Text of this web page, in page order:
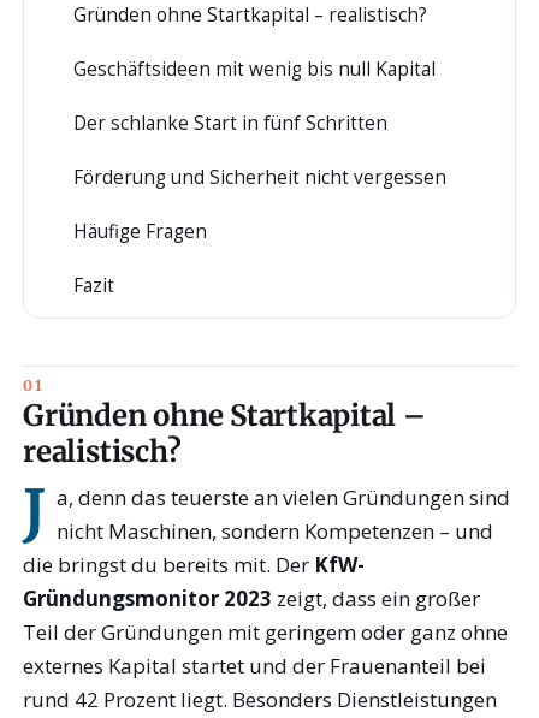
Gründen ohne Startkapital – realistisch?
Geschäftsideen mit wenig bis null Kapital
Der schlanke Start in fünf Schritten
Förderung und Sicherheit nicht vergessen
Häufige Fragen
Fazit
Gründen ohne Startkapital –
realistisch?
J a, denn das teuerste an vielen Gründungen sind
nicht Maschinen, sondern Kompetenzen – und
die bringst du bereits mit. Der KfW-
Gründungsmonitor 2023 zeigt, dass ein großer
Teil der Gründungen mit geringem oder ganz ohne
externes Kapital startet und der Frauenanteil bei
rund 42 Prozent liegt. Besonders Dienstleistungen